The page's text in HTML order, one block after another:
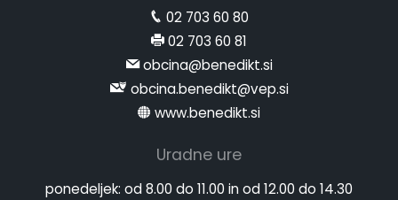
02 703 60 80
02 703 60 81
obcina@benedikt.si
obcina.benedikt@vep.si
www.benedikt.si
Uradne ure
ponedeljek: od 8.00 do 11.00 in od 12.00 do 14.30